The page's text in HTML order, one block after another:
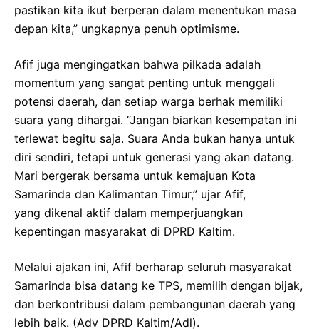
pastikan kita ikut berperan dalam menentukan masa
depan kita,” ungkapnya penuh optimisme.
Afif juga mengingatkan bahwa pilkada adalah
momentum yang sangat penting untuk menggali
potensi daerah, dan setiap warga berhak memiliki
suara yang dihargai. “Jangan biarkan kesempatan ini
terlewat begitu saja. Suara Anda bukan hanya untuk
diri sendiri, tetapi untuk generasi yang akan datang.
Mari bergerak bersama untuk kemajuan Kota
Samarinda dan Kalimantan Timur,” ujar Afif,
yang dikenal aktif dalam memperjuangkan
kepentingan masyarakat di DPRD Kaltim.
Melalui ajakan ini, Afif berharap seluruh masyarakat
Samarinda bisa datang ke TPS, memilih dengan bijak,
dan berkontribusi dalam pembangunan daerah yang
lebih baik. (Adv DPRD Kaltim/Adl).